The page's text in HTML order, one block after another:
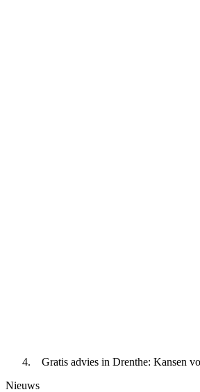
Gratis advies in Drenthe: Kansen
Nieuws